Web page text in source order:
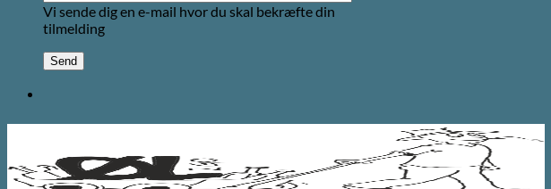
Vi sende dig en e-mail hvor du skal bekræfte din
tilmelding